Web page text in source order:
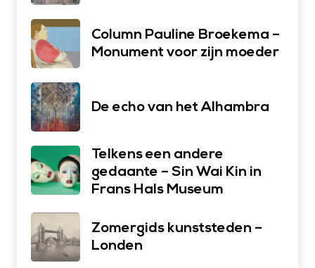
Column Pauline Broekema –
Monument voor zijn moeder
De echo van het Alhambra
Telkens een andere
gedaante – Sin Wai Kin in
Frans Hals Museum
Zomergids kunststeden –
Londen